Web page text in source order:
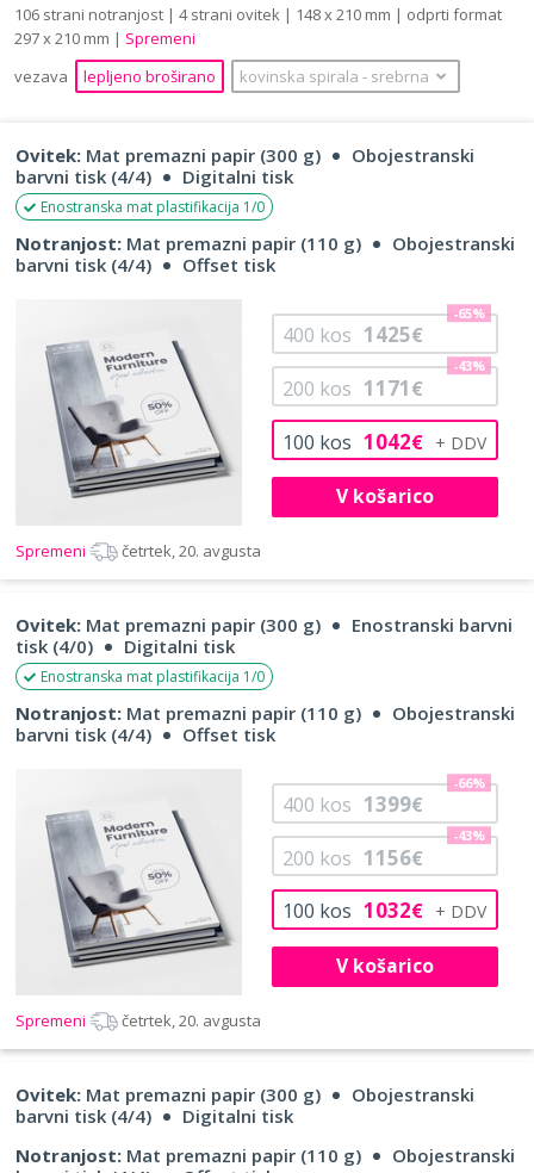
106 strani notranjost | 4 strani ovitek | 148 x 210 mm | odprti format
297 x 210 mm | Spremeni
vezava
lepljeno broširano kovinska spirala ‐ srebrna
Ovitek: Mat premazni papir (300 g)
Obojestranski
barvni tisk (4/4)
Digitalni tisk
Enostranska mat plastifikacija 1/0
Notranjost: Mat premazni papir (110 g)
Obojestranski
barvni tisk (4/4)
Offset tisk
100 kos 1042€
200 kos 1171€
-43%
400 kos 1425€
-65%
V košarico
Spremeni četrtek, 20. avgusta
Ovitek: Mat premazni papir (300 g)
Enostranski barvni
tisk (4/0)
Digitalni tisk
Enostranska mat plastifikacija 1/0
Notranjost: Mat premazni papir (110 g)
Obojestranski
barvni tisk (4/4)
Offset tisk
100 kos 1032€
200 kos 1156€
-43%
400 kos 1399€
-66%
V košarico
Spremeni četrtek, 20. avgusta
Ovitek: Mat premazni papir (300 g)
Obojestranski
barvni tisk (4/4)
Digitalni tisk
Notranjost: Mat premazni papir (110 g)
Obojestranski